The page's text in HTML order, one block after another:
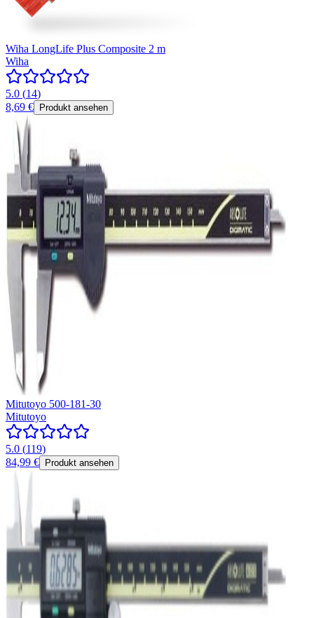
Wiha LongLife Plus Composite 2 m
Wiha
5.0 (14)
8,69 €
Produkt ansehen
Mitutoyo 500-181-30
Mitutoyo
5.0 (119)
84,99 €
Produkt ansehen